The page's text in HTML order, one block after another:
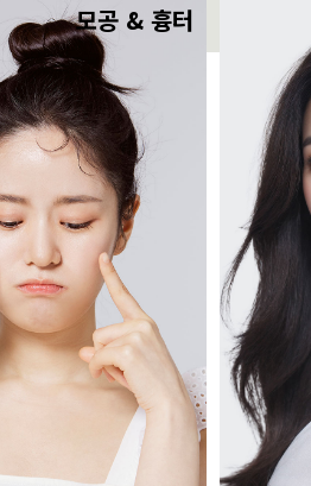
모공 & 흉터